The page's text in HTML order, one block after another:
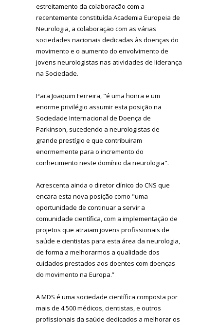
estreitamento da colaboração com a
recentemente constituída Academia Europeia de
Neurologia, a colaboração com as várias
sociedades nacionais dedicadas às doenças do
movimento e o aumento do envolvimento de
jovens neurologistas nas atividades de liderança
na Sociedade.
Para Joaquim Ferreira, "é uma honra e um
enorme privilégio assumir esta posição na
Sociedade Internacional de Doença de
Parkinson, sucedendo a neurologistas de
grande prestígio e que contribuiram
enormemente para o incremento do
conhecimento neste domínio da neurologia".
Acrescenta ainda o diretor clínico do CNS que
encara esta nova posição como "uma
oportunidade de continuar a servir a
comunidade científica, com a implementação de
projetos que atraiam jovens profissionais de
saúde e cientistas para esta área da neurologia,
de forma a melhorarmos a qualidade dos
cuidados prestados aos doentes com doenças
do movimento na Europa.”
A MDS é uma sociedade científica composta por
mais de 4.500 médicos, cientistas, e outros
profissionais da saúde dedicados a melhorar os